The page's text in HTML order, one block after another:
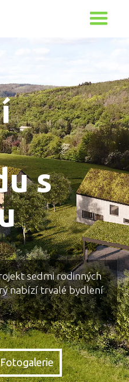
s
sedmi rodinných
nabízí trvalé bydlení
Fotogalerie